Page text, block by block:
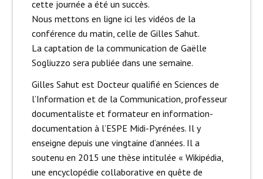
cette journée a été un succès.
Nous mettons en ligne ici les vidéos de la
conférence du matin, celle de Gilles Sahut.
La captation de la communication de Gaëlle
Sogliuzzo sera publiée dans une semaine.
Gilles Sahut est Docteur qualifié en Sciences de
l’Information et de la Communication, professeur
documentaliste et formateur en information-
documentation à l’ESPE Midi-Pyrénées. Il y
enseigne depuis une vingtaine d’années. Il a
soutenu en 2015 une thèse intitulée « Wikipédia,
une encyclopédie collaborative en quête de